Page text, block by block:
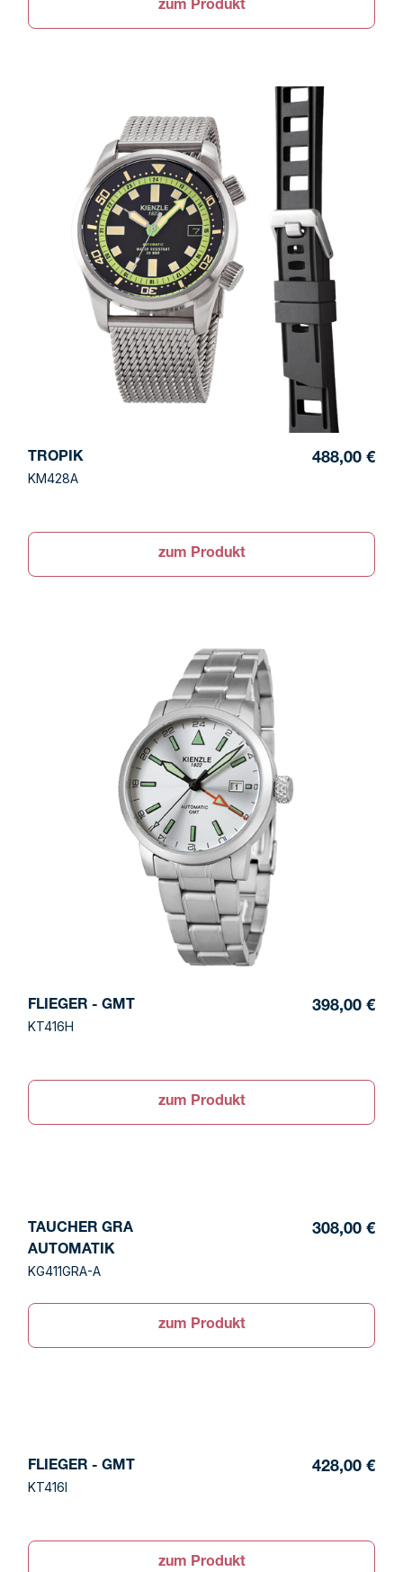
zum Produkt
TROPIK
KM428A
488,00 €
zum Produkt
FLIEGER - GMT
KT416H
398,00 €
zum Produkt
TAUCHER GRA
AUTOMATIK
KG411GRA-A
308,00 €
zum Produkt
FLIEGER - GMT
KT416I
428,00 €
zum Produkt